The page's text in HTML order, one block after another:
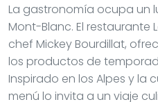
La gastronomía ocupa un
Mont-Blanc. El restaurante
chef Mickey Bourdillat,
los productos de
Inspirado en los Alpes y la
menú lo invita a un viaje